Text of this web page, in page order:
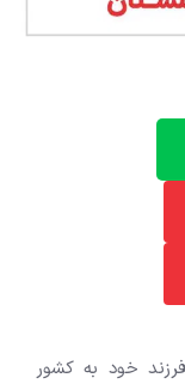
خود به کشور